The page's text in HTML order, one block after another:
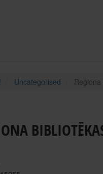
Uncategorised